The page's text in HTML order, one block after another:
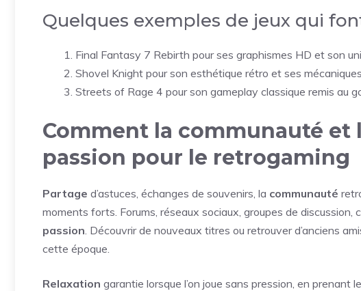
Quelques exemples de jeux qui
Final Fantasy 7 Rebirth pour ses graphismes HD et son
Shovel Knight pour son esthétique rétro et ses
Streets of Rage 4 pour son gameplay classique remis au
Comment la communauté et
passion pour le retrogaming
Partage d’astuces, échanges de souvenirs, la communauté
moments forts. Forums, réseaux sociaux, groupes de
passion. Découvrir de nouveaux titres ou retrouver d’anciens
cette époque.
Relaxation garantie lorsque l’on joue sans pression, en prenant